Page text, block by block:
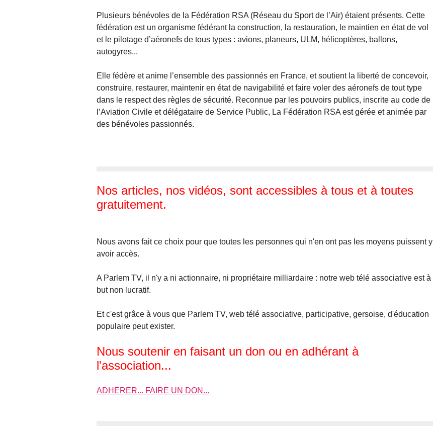
Plusieurs bénévoles de la Fédération RSA (Réseau du Sport de l’Air) étaient présents. Cette
fédération est un organisme fédérant la construction, la restauration, le maintien en état de vol
et le pilotage d’aéronefs de tous types : avions, planeurs, ULM, hélicoptères, ballons,
autogyres...
Elle fédère et anime l’ensemble des passionnés en France, et soutient la liberté de concevoir,
construire, restaurer, maintenir en état de navigabilité et faire voler des aéronefs de tout type
dans le respect des règles de sécurité. Reconnue par les pouvoirs publics, inscrite au code de
l’Aviation Civile et délégataire de Service Public, La Fédération RSA est gérée et animée par
des bénévoles passionnés.
Nos articles, nos vidéos, sont accessibles à tous et à toutes
gratuitement.
Nous avons fait ce choix pour que toutes les personnes qui n'en ont pas les moyens puissent y
avoir accès.
A Parlem TV, il n'y a ni actionnaire, ni propriétaire milliardaire : notre web télé associative est à
but non lucratif.
Et c'est grâce à vous que Parlem TV, web télé associative, participative, gersoise, d'éducation
populaire peut exister.
Nous soutenir en faisant un don ou en adhérant à
l'association...
ADHERER... FAIRE UN DON...